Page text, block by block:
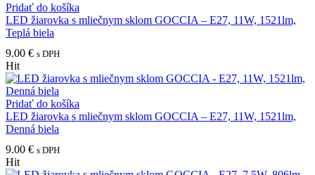
Pridať do košíka
LED žiarovka s mliečnym sklom GOCCIA – E27, 11W, 1521lm,
Teplá biela
9.00 € s DPH
Hit
Pridať do košíka
LED žiarovka s mliečnym sklom GOCCIA – E27, 11W, 1521lm,
Denná biela
9.00 € s DPH
Hit